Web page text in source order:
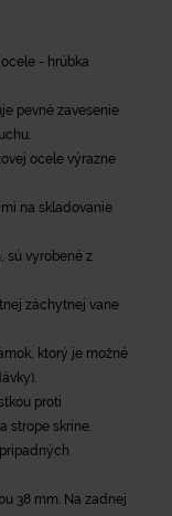
- hrúbka
pevné zavesenie
ocele výrazne
na skladovanie
sú vyrobené z
záchytnej vane
ktorý je možné
proti
strope skrine.
38 mm. Na zadnej